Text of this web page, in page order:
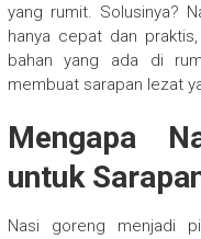
yang rumit. Solusinya?
hanya cepat dan
bahan yang ada di
membuat sarapan lezat
Mengapa
untuk
Nasi goreng menjadi